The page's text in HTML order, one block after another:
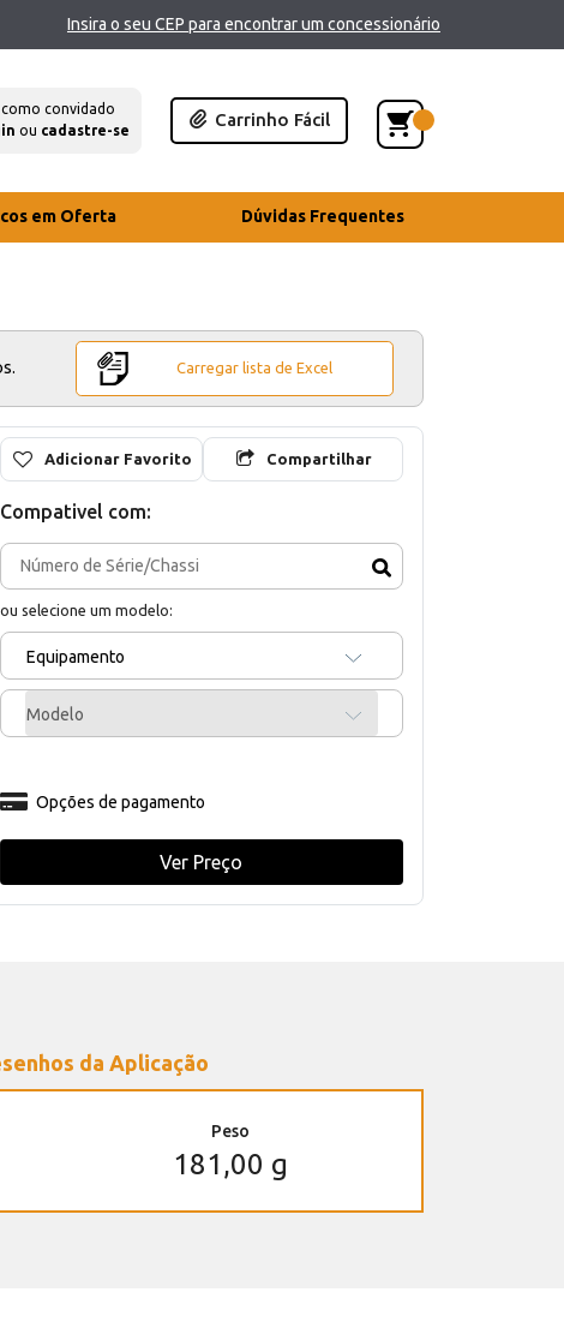
Insira o seu CEP para encontrar um concessionário
como convidado
ou cadastre-se
Carrinho Fácil
em Oferta Dúvidas Frequentes
Carregar lista de Excel
Adicionar Favorito Compartilhar
Compativel com:
ou selecione um modelo:
Equipamento
Modelo
Opções de pagamento
Ver Preço
da Aplicação
Peso
181,00 g